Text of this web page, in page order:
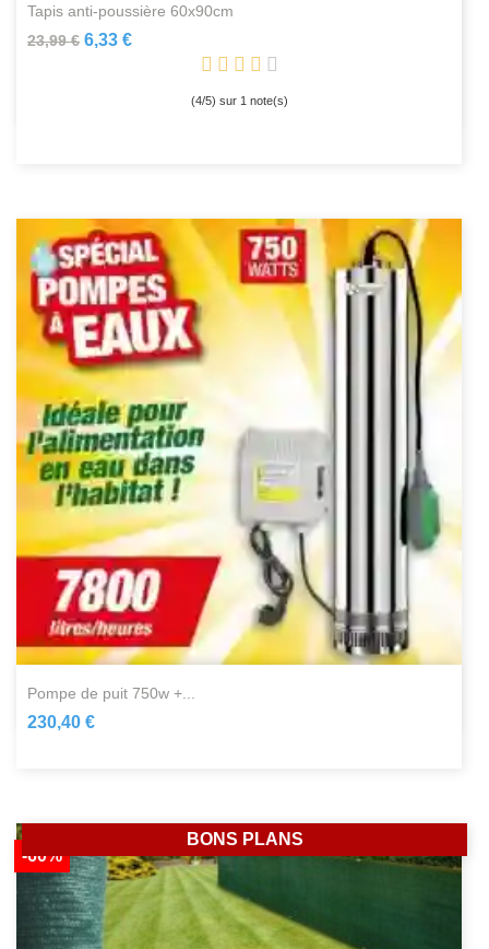
tapis anti-poussière 60x90cm
23,99 € 6,33 €
(4/5) sur 1note(s)
pompe de puit 750w +...
230,40 €
-60%
BONS PLANS